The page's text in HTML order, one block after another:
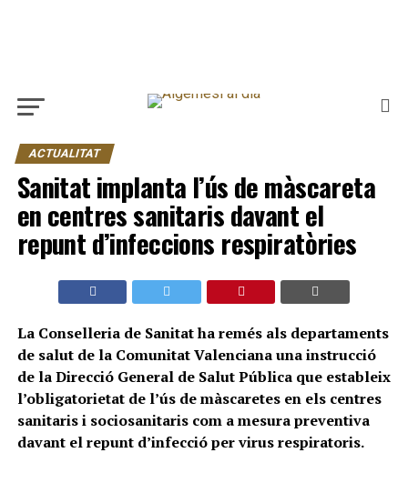
ACTUALITAT
Sanitat implanta l’ús de màscareta
en centres sanitaris davant el
repunt d’infeccions respiratòries
La Conselleria de Sanitat ha remés als departaments
de salut de la Comunitat Valenciana una instrucció
de la Direcció General de Salut Pública que estableix
l’obligatorietat de l’ús de màscaretes en els centres
sanitaris i sociosanitaris com a mesura preventiva
davant el repunt d’infecció per virus respiratoris.